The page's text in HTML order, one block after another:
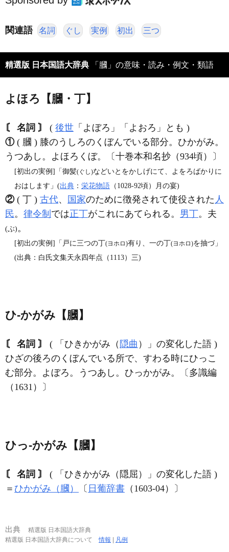
関連語 名詞 ぐし 実例 初出 三つ
精選版 日本国語大辞典 「膕」の意味・読み・例文・類語
よほろ【膕・丁】
〘 名詞 〙 ( 後世 「よぼろ」「よおろ」とも )
①( 膕 ) 膝のうしろのくぼんでいる部分。ひかがみ。
うつあし。よほろくぼ。〔十巻本和名抄（934頃）〕
[初出の実例]「御髪(ぐし)などいとをかしげにて、よをろばかりに
おはします」(出典 ： 栄花物語 （1028‐92頃）月の宴)
②( 丁 ) 古代、 国家のために徴発されて使役された 人
民。 律令制 では正丁がこれにあてられる。 男丁。夫
(ぶ)。
[初出の実例]「戸に三つの丁(ヨホロ)有り、一の丁(ヨホロ)を抽づ」
(出典：白氏文集天永四年点（1113）三)
ひ‐かがみ【膕】
〘 名詞 〙 ( 「ひきかがみ（ 隠曲 ）」の変化した語 )
ひざの後ろのくぼんでいる所で、すわる時にひっこ
む部分。よぼろ。うつあし。ひっかがみ。〔多識編
（1631）〕
ひっ‐かがみ【膕】
〘 名詞 〙
( 「ひきかがみ（隠屈）」の変化した語 )
＝ ひかがみ（膕） 〔 日葡辞書 （1603‐04）〕
出典
精選版 日本国語大辞典
精選版 日本国語大辞典について情報 凡例